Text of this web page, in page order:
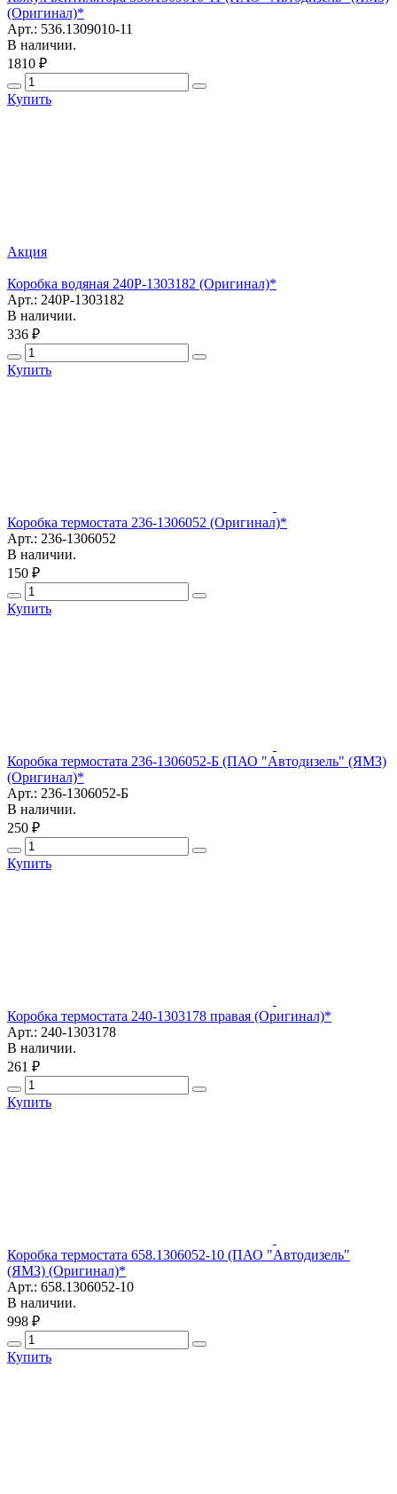
(Оригинал)*
Арт.: 536.1309010-11
В наличии.
1810 ₽
Купить
Акция
Коробка водяная 240Р-1303182 (Оригинал)*
Арт.: 240Р-1303182
В наличии.
336 ₽
Купить
Коробка термостата 236-1306052 (Оригинал)*
Арт.: 236-1306052
В наличии.
150 ₽
Купить
Коробка термостата 236-1306052-Б (ПАО "Автодизель" (ЯМЗ)
(Оригинал)*
Арт.: 236-1306052-Б
В наличии.
250 ₽
Купить
Коробка термостата 240-1303178 правая (Оригинал)*
Арт.: 240-1303178
В наличии.
261 ₽
Купить
Коробка термостата 658.1306052-10 (ПАО "Автодизель"
(ЯМЗ) (Оригинал)*
Арт.: 658.1306052-10
В наличии.
998 ₽
Купить